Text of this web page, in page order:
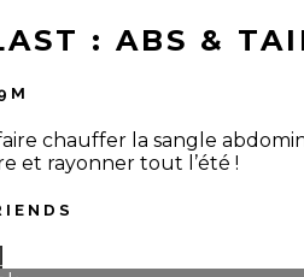
: ABS &
chauffer la sangle
et rayonner tout l’été !